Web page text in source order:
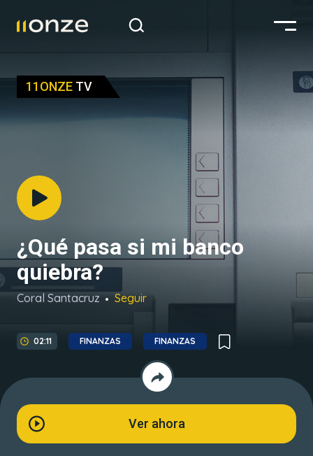
11ONZE TV
¿Qué pasa si mi banco
quiebra?
Coral Santacruz Seguir
02:11 FINANZAS FINANZAS
Ver ahora